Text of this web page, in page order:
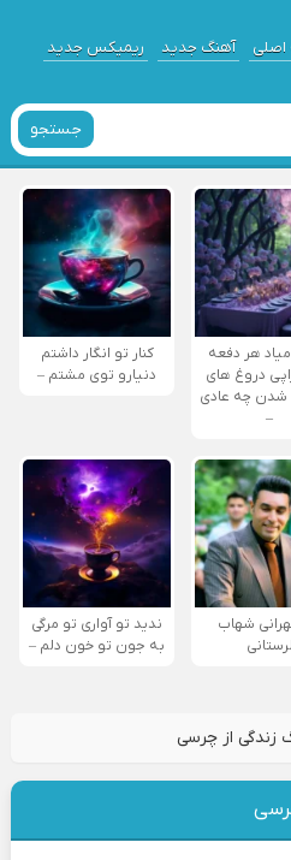
آهنگ جدید ریمیکس جدید
جستجو
هر دفعه
دروغ‌ های
چه عادی
–
کنار تو انگار داشتم
دنیارو توی مشتم –
شهاب
لرستانی
ندید تو آواری تو مرگی
به جون تو خون دلم –
زندگی از چرسی